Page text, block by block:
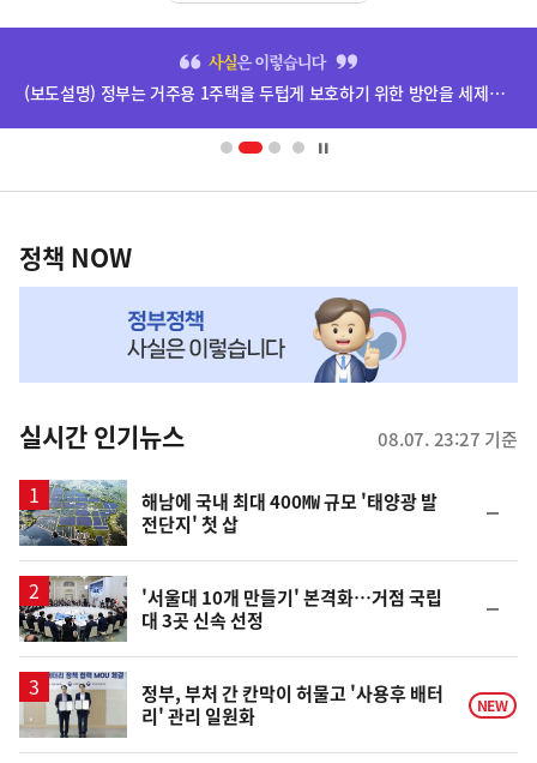
배
영
(보도설명) 정부는 거주용 1주택을 두텁게 보호하기 위한 방안을 세제개편안에 담았습니다.
책
NOW,
뉴
스
정책 NOW
실시간 인기뉴스 08.07. 23:27 기준
해남에 국내 최대 400㎿ 규모 '태양광 발
전단지' 첫 삽
일
'서울대 10개 만들기' 본격화…거점 국립
대 3곳 신속 선정
일
정부, 부처 간 칸막이 허물고 '사용후 배터
리' 관리 일원화
NEW